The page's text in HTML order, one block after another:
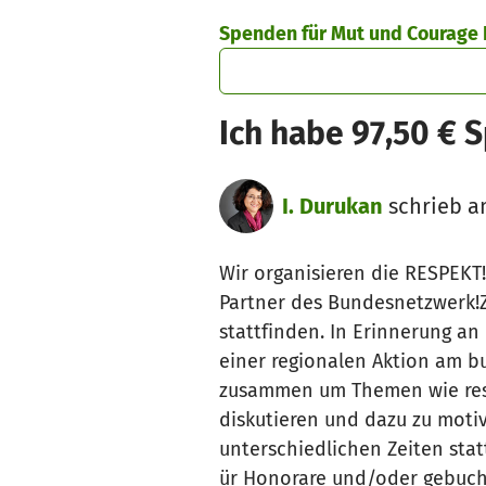
Spenden für Mut und Courage
Ich habe 97,50 €
I. Durukan schrieb
Wir organisieren die
Partner des
stattfinden. In Erinnerung an
einer regionalen Aktion am
zusammen um Themen wie
diskutieren und dazu zu
unterschiedlichen Zeiten
ür Honorare und/oder